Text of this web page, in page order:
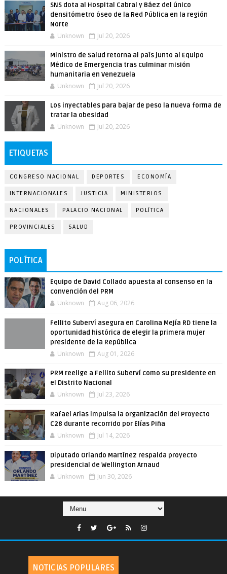
SNS dota al Hospital Cabral y Báez del único
densitómetro óseo de la Red Pública en la región
Norte
Unknown Jul 20, 2026
Ministro de Salud retorna al país junto al Equipo
Médico de Emergencia tras culminar misión
humanitaria en Venezuela
Unknown Jul 20, 2026
Los inyectables para bajar de peso la nueva forma de
tratar la obesidad
Unknown Jul 20, 2026
ETIQUETAS
CONGRESO NACIONAL DEPORTES ECONOMÍA
INTERNACIONALES JUSTICIA MINISTERIOS
NACIONALES PALACIO NACIONAL POLÍTICA
PROVINCIALES SALUD
POLÍTICA
Equipo de David Collado apuesta al consenso en la
convención del PRM
Unknown Aug 06, 2026
Fellito Suberví asegura en Carolina Mejía RD tiene la
oportunidad histórica de elegir la primera mujer
presidente de la República
Unknown Aug 01, 2026
PRM reelige a Fellito Suberví como su presidente en
el Distrito Nacional
Unknown Jul 23, 2026
Rafael Arias impulsa la organización del Proyecto
C28 durante recorrido por Elías Piña
Unknown Jul 14, 2026
Diputado Orlando Martínez respalda proyecto
presidencial de Wellington Arnaud
Unknown Jun 30, 2026
NOTICIAS POPULARES